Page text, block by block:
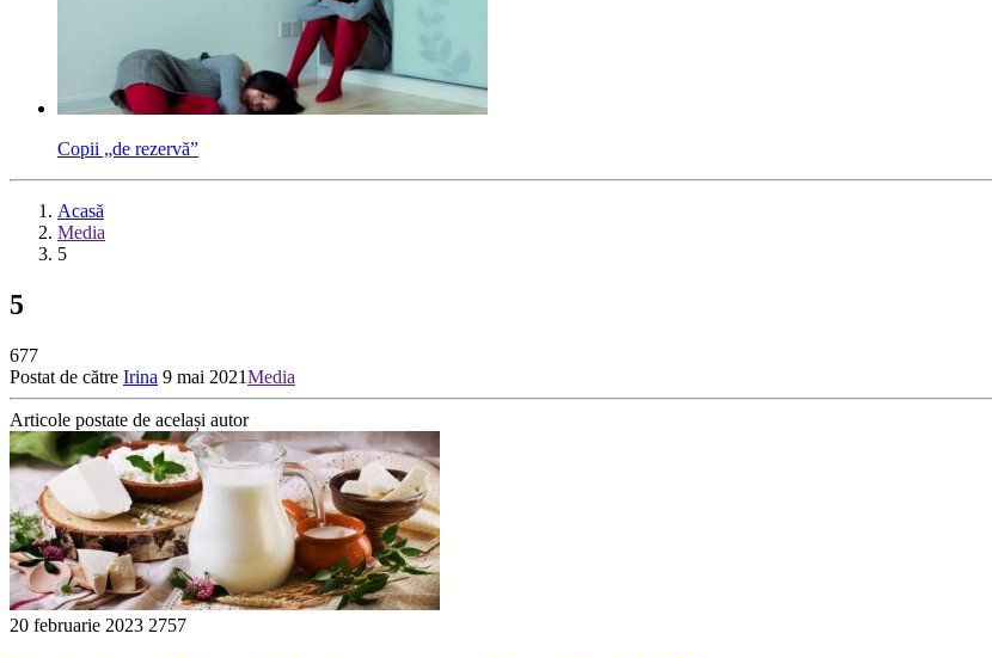
Copii „de rezervă”
Acasă
Media
5
5
677
Postat de către Irina 9 mai 2021Media
Articole postate de același autor
20 februarie 2023 2757